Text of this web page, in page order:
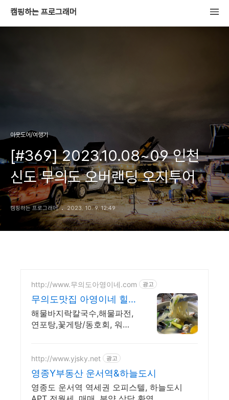
캠핑하는 프로그래머
아웃도어/여행기
[#369] 2023.10.08~09 인천
신도 무의도 오버랜딩 오지투어
캠핑하는 프로그래머 2023. 10. 9. 12:49
http://www.무의도아영이네.com 광고
무의도맛집 아영이네 힐
링맛집 갈치조림(제주산),
영양굴밥
해물바지락칼국수,해물파전,
연포탕,꽃게탕/동호회, 워크
지,소라,해삼,멍게,광어회덥
밥,멍게덮밥(취향저격 맛집)
http://www.yjsky.net 광고
영종Y부동산 운서역&하늘도시
영종도 운서역 역세권 오피스텔, 하늘도시